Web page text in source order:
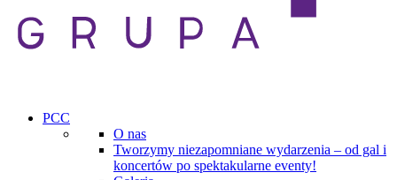
PCC
O nas
Tworzymy niezapomniane wydarzenia – od gal i
koncertów po spektakularne eventy!